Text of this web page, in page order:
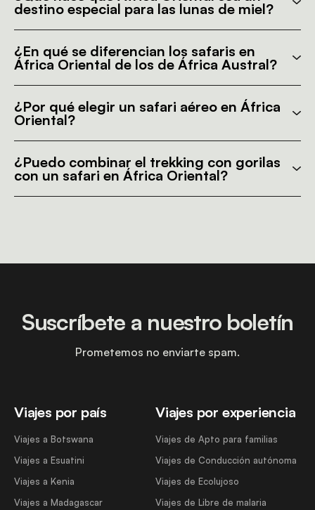
destino especial para las lunas de miel?
¿En qué se diferencian los safaris en
África Oriental de los de África Austral?
¿Por qué elegir un safari aéreo en África
Oriental?
¿Puedo combinar el trekking con gorilas
con un safari en África Oriental?
Viajes por país
Viajes a Botswana
Viajes a Esuatini
Viajes a Kenia
Viajes a Madagascar
Viajes por experiencia
Viajes de Apto para familias
Viajes de Conducción autónoma
Viajes de Ecolujoso
Viajes de Libre de malaria
Suscríbete a nuestro boletín
Prometemos no enviarte spam.